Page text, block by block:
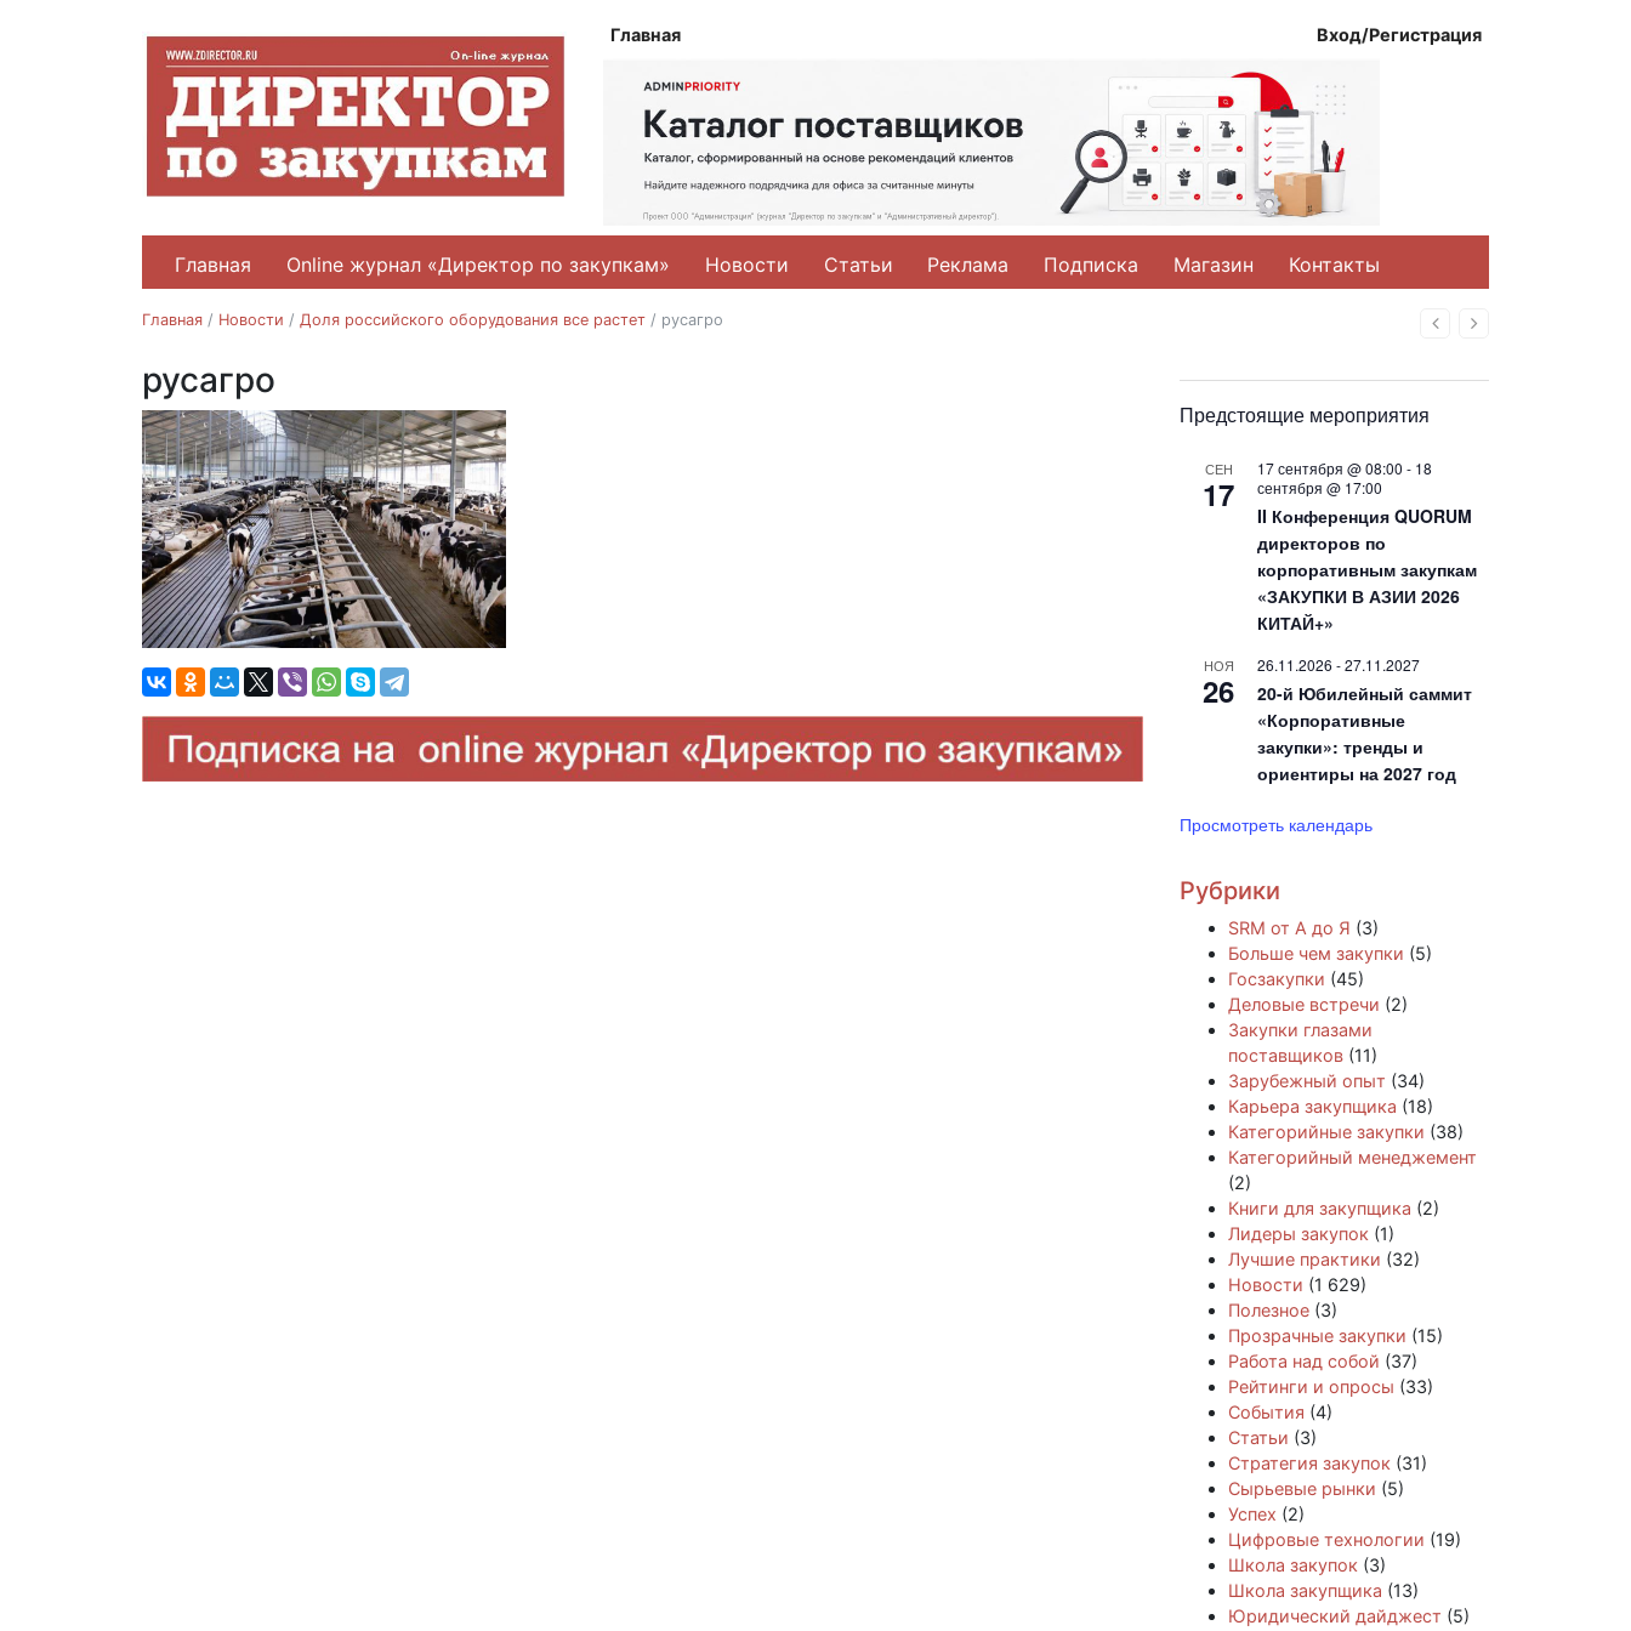
Главная Вход/Регистрация
Главная Online журнал «Директор по закупкам» Новости Статьи Реклама Подписка Магазин Контакты
НазадВперед
Главная / Новости / Доля российского оборудования все растет / русагро
русагро
Предстоящие мероприятия
СЕН
17
17 сентября @ 08:00 - 18
сентября @ 17:00
II Конференция QUORUM
директоров по
корпоративным закупкам
«ЗАКУПКИ В АЗИИ 2026
КИТАЙ+»
НОЯ
26
26.11.2026 -27.11.2027
20-й Юбилейный саммит
«Корпоративные
закупки»: тренды и
ориентиры на 2027 год
Просмотреть календарь
Рубрики
SRM от А до Я (3)
Больше чем закупки (5)
Госзакупки (45)
Деловые встречи (2)
Закупки глазами
поставщиков (11)
Зарубежный опыт (34)
Карьера закупщика (18)
Категорийные закупки (38)
Категорийный менеджемент
(2)
Книги для закупщика (2)
Лидеры закупок (1)
Лучшие практики (32)
Новости (1 629)
Полезное (3)
Прозрачные закупки (15)
Работа над собой (37)
Рейтинги и опросы (33)
События (4)
Статьи (3)
Стратегия закупок (31)
Сырьевые рынки (5)
Успех (2)
Цифровые технологии (19)
Школа закупок (3)
Школа закупщика (13)
Юридический дайджест (5)